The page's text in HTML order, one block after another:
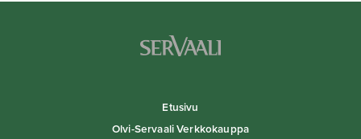
Etusivu
Olvi-Servaali Verkkokauppa